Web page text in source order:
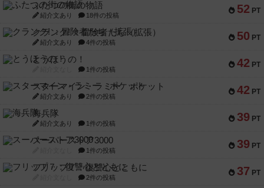
52 PT
ふたつの街の物語
紹介文あり 18件の投稿
50 PT
クランク! ：冒険者たち（拡張）
紹介文あり 4件の投稿
42 PT
とうほうの！
1件の投稿
42 PT
スターマイン・ラミー ポケット
紹介文あり 2件の投稿
39 PT
海兵隊
紹介文あり 1件の投稿
39 PT
スーパーストア3000
1件の投稿
37 PT
フリップ７：復讐心とともに
2件の投稿